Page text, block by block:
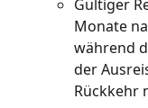
Gültiger
Monate
während
der
Rückkehr